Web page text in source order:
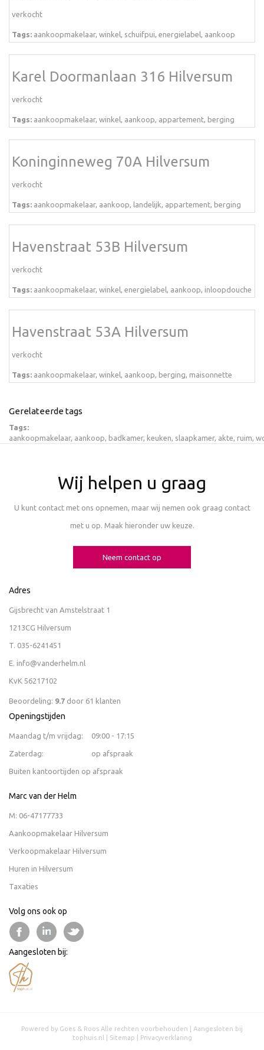
verkocht
Tags: aankoopmakelaar, winkel , schuifpui, energielabel , aankoop
Karel Doormanlaan 316 Hilversum
verkocht
Tags: aankoopmakelaar, winkel , aankoop, appartement, berging
Koninginneweg 70A Hilversum
verkocht
Tags: aankoopmakelaar, aankoop, landelijk, appartement, berging
Havenstraat 53B Hilversum
verkocht
Tags: aankoopmakelaar, winkel , energielabel , aankoop, inloopdouche
Havenstraat 53A Hilversum
verkocht
Tags: aankoopmakelaar, winkel , aankoop, berging, maisonnette
Gerelateerde tags
Tags:
aankoopmakelaar, aankoop, badkamer, keuken, slaapkamer, akte, ruim,
Wij helpen u graag
U kunt contact met ons opnemen, maar wij nemen ook graag contact
met u op. Maak hieronder uw keuze.
Neem contact op
Adres
Gijsbrecht van Amstelstraat 1
1213CG Hilversum
T. 035-6241451
E. info@vanderhelm.nl
KvK 56217102
Beoordeling: 9.7 door 61 klanten
Openingstijden
Maandag t/m vrijdag: 09:00 - 17:15
Zaterdag: op afspraak
Buiten kantoortijden op afspraak
Marc van der Helm
M: 06-47177733
Aankoopmakelaar Hilversum
Verkoopmakelaar Hilversum
Huren in Hilversum
Taxaties
Volg ons ook op
Aangesloten bij:
Powered by Goes & Roos Alle rechten voorbehouden
Aangesloten bij
tophuis.nl
Sitemap Privacyverklaring